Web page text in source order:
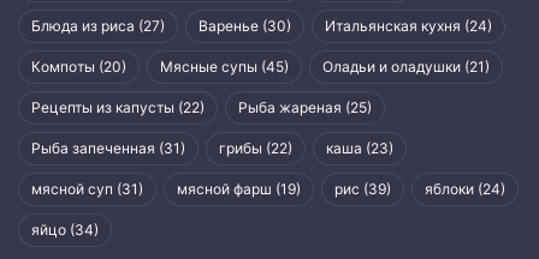
Блюда из риса (27) Варенье (30) Итальянская кухня (24)
Компоты (20) Мясные супы (45) Оладьи и оладушки (21)
Рецепты из капусты (22) Рыба жареная (25)
Рыба запеченная (31) грибы (22) каша (23)
мясной суп (31) мясной фарш (19) рис (39) яблоки (24)
яйцо (34)